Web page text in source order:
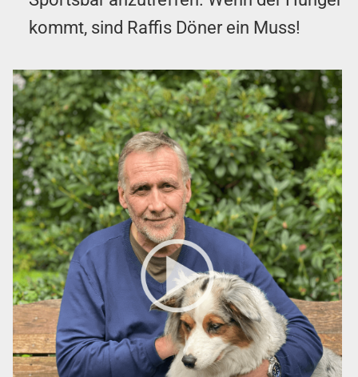
kommt, sind Raffis Döner ein Muss!